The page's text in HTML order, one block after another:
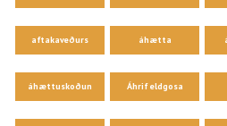
aftakaveðurs áhætta
áhættuskoðun Áhrif eldgosa